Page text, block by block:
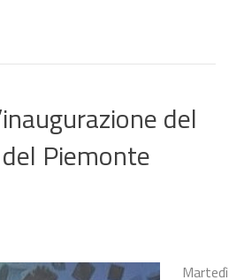
del
Piemonte
Martedì